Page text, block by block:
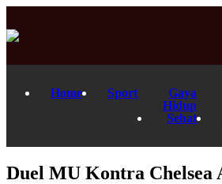
Home Sport
Gaya
Hidup
Sehat
Duel MU Kontra Chelsea